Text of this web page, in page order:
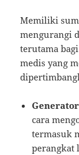
Memiliki
mengurangi
terutama
medis yang
cara
termasuk
perangkat